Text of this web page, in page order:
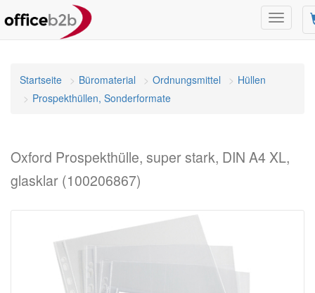
Startseite Büromaterial Ordnungsmittel
Hüllen
Prospekthüllen, Sonderformate
Oxford Prospekthülle, super stark, DIN A4 XL,
glasklar (100206867)